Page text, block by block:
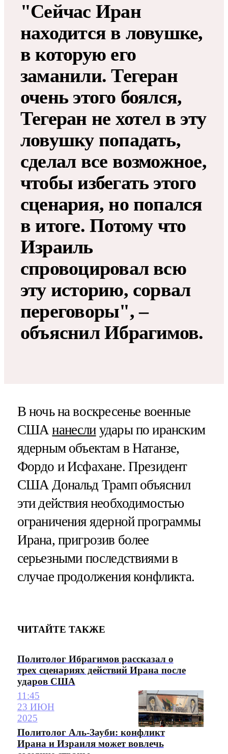
"Сейчас Иран
находится в ловушке,
в которую его
заманили. Тегеран
очень этого боялся,
Тегеран не хотел в эту
ловушку попадать,
сделал все возможное,
чтобы избегать этого
сценария, но попался
в итоге. Потому что
Израиль
спровоцировал всю
эту историю, сорвал
переговоры", –
объяснил Ибрагимов.
В ночь на воскресенье военные
СШАнанеслиудары по иранским
ядерным объектам в Натанзе,
Фордо и Исфахане. Президент
США Дональд Трамп объяснил
эти действия необходимостью
ограничения ядерной программы
Ирана, пригрозив более
серьезными последствиями в
случае продолжения конфликта.
ЧИТАЙТЕ ТАКЖЕ
Политолог Ибрагимов рассказал о
трех сценариях действий Ирана после
ударов США
11:45
23 ИЮН
2025
Политолог Аль-Зауби: конфликт
Ирана и Израиля может вовлечь